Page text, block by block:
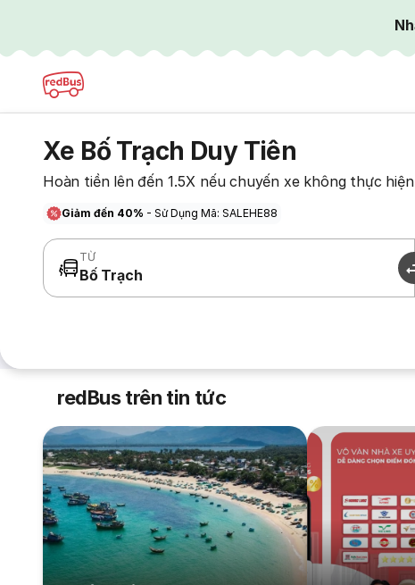
Xe Bố Trạch Duy Tiên
Hoàn tiền lên đến 1.5X nếu chuyến xe không thực hiện
Giảm đến 40% - Sử Dụng Mã: SALEHE88
TỪ
Bố Trạch
redBus trên tin tức